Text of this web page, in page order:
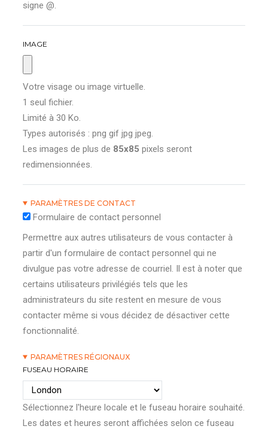
signe @.
IMAGE
Votre visage ou image virtuelle.
1 seul fichier.
Limité à 30 Ko.
Types autorisés : png gif jpg jpeg.
Les images de plus de 85x85 pixels seront
redimensionnées.
PARAMÈTRES DE CONTACT
Formulaire de contact personnel
Permettre aux autres utilisateurs de vous contacter à
partir d'un formulaire de contact personnel qui ne
divulgue pas votre adresse de courriel. Il est à noter que
certains utilisateurs privilégiés tels que les
administrateurs du site restent en mesure de vous
contacter même si vous décidez de désactiver cette
fonctionnalité.
PARAMÈTRES RÉGIONAUX
FUSEAU HORAIRE
Sélectionnez l'heure locale et le fuseau horaire souhaité.
Les dates et heures seront affichées selon ce fuseau